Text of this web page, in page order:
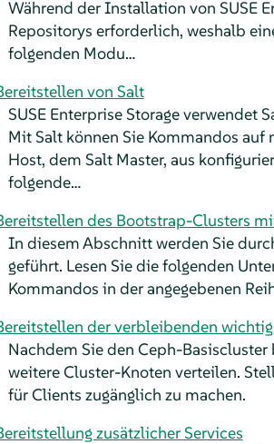
Während der Installation von SUSE
Repositorys erforderlich, weshalb
folgenden Modu…
von Salt
SUSE Enterprise Storage verwendet
Mit Salt können Sie Kommandos
Host, dem Salt Master, aus
folgende…
des Bootstrap-Clusters
In diesem Abschnitt werden Sie
geführt. Lesen Sie die folgenden
Kommandos in der angegebenen
der verbleibenden
Nachdem Sie den Ceph-
weitere Cluster-Knoten verteilen.
für Clients zugänglich zu machen.
zusätzlicher Services